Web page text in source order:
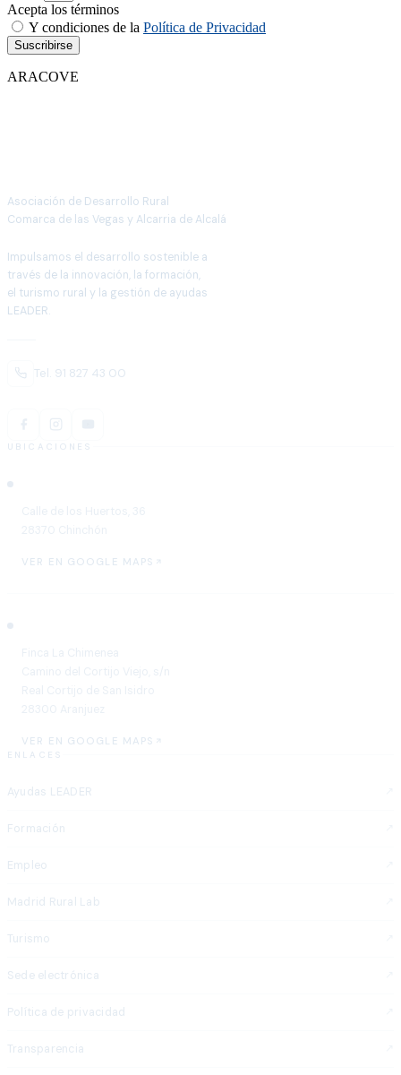
Acepta los términos
Y condiciones de la Política de Privacidad
Suscribirse
ARACOVE
Asociación de Desarrollo Rural
Comarca de las Vegas y Alcarria de Alcalá
Impulsamos el desarrollo sostenible a
través de la innovación, la formación,
el turismo rural y la gestión de ayudas
LEADER.
Tel. 91 827 43 00
UBICACIONES
VER EN GOOGLE MAPS
VER EN GOOGLE MAPS
ENLACES
Ayudas LEADER
Formación
Empleo
Madrid Rural Lab
Turismo
Sede electrónica
Política de privacidad
Transparencia